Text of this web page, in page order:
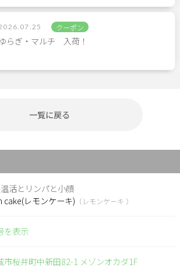
クーポン
ゆらぎ・マルチ 入荷！
一覧に戻る
活とリンパと小顔
cake(レモンケーキ) （レモンケーキ ）
を表示
市桜井町中新田82-1 メゾンオカダ1F